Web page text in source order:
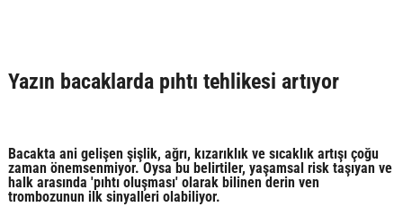
Yazın bacaklarda pıhtı tehlikesi artıyor
Bacakta ani gelişen şişlik, ağrı, kızarıklık ve sıcaklık artışı çoğu
zaman önemsenmiyor. Oysa bu belirtiler, yaşamsal risk taşıyan ve
halk arasında 'pıhtı oluşması' olarak bilinen derin ven
trombozunun ilk sinyalleri olabiliyor.